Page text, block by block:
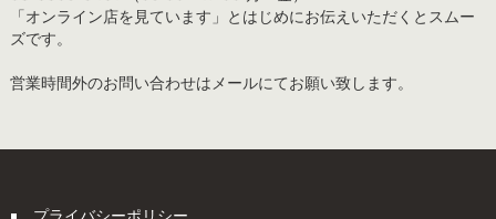
「オンライン店を見ています」とはじめにお伝えいただくとスムー
ズです。
営業時間外のお問い合わせはメールにてお願い致します。